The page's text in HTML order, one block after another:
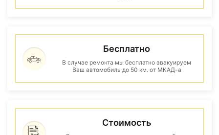
Бесплатно
В случае ремонта мы бесплатно эвакуируем
Ваш автомобиль до 50 км. от МКАД-а
Стоимость